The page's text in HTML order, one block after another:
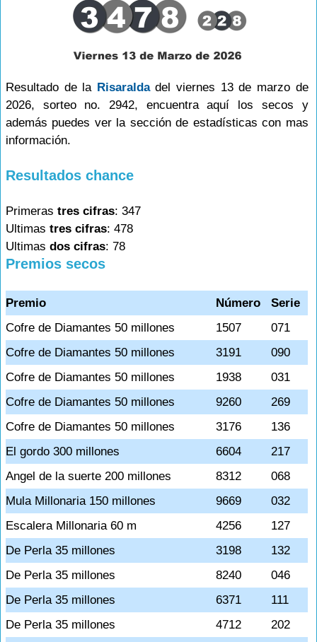
Resultado de la Risaraldadel viernes 13 de marzo de
2026, sorteo no. 2942, encuentra aquí los secos y
además puedes ver la sección de estadísticas con mas
información.
Resultados chance
Primeras tres cifras: 347
Ultimas tres cifras: 478
Ultimas dos cifras: 78
Premios secos
Premio Número
Serie
Cofre de Diamantes 50 millones
1507
071
Cofre de Diamantes 50 millones
3191
090
Cofre de Diamantes 50 millones
1938
031
Cofre de Diamantes 50 millones
9260
269
Cofre de Diamantes 50 millones
3176
136
El gordo 300 millones
6604
217
Angel de la suerte 200 millones
8312
068
Mula Millonaria 150 millones
9669
032
Escalera Millonaria 60 m
4256
127
De Perla 35 millones
3198
132
De Perla 35 millones
8240
046
De Perla 35 millones
6371
111
De Perla 35 millones
4712
202